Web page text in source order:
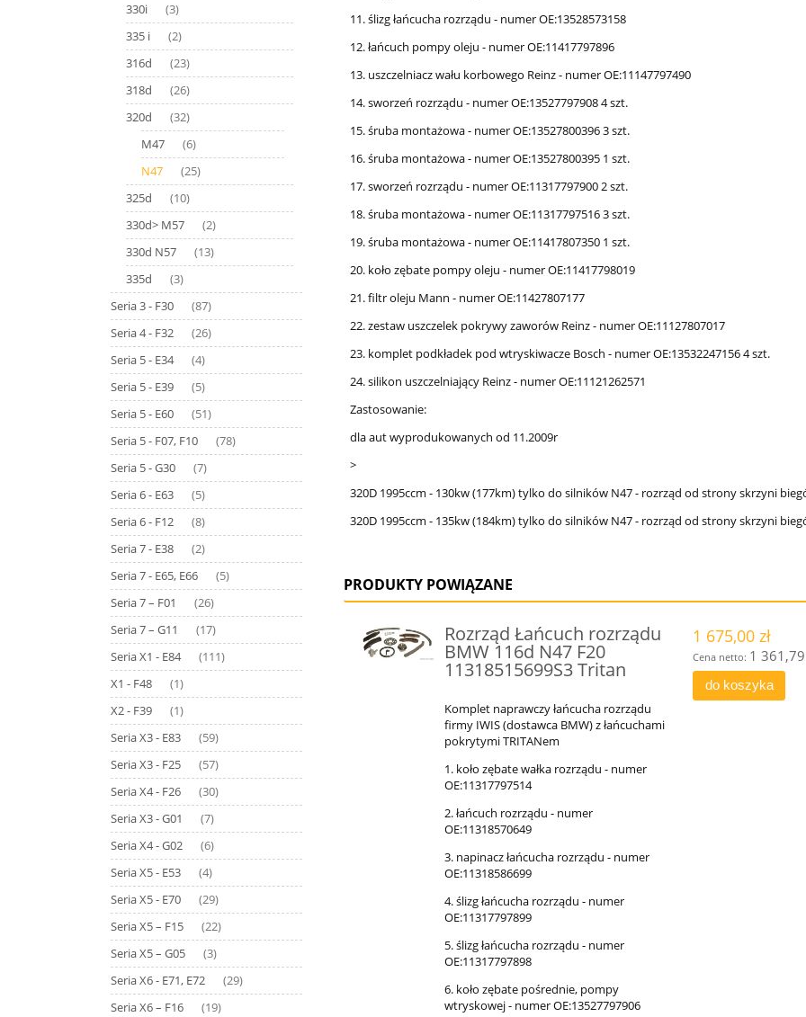
330i (3)
335 i (2)
316d (23)
318d (26)
320d (32)
M47 (6)
N47 (25)
325d (10)
330d> M57 (2)
330d N57 (13)
335d (3)
Seria 3 - F30 (87)
Seria 4 - F32 (26)
Seria 5 - E34 (4)
Seria 5 - E39 (5)
Seria 5 - E60 (51)
Seria 5 - F07, F10 (78)
Seria 5 - G30 (7)
Seria 6 - E63 (5)
Seria 6 - F12 (8)
Seria 7 - E38 (2)
Seria 7 - E65, E66 (5)
Seria 7 – F01 (26)
Seria 7 – G11 (17)
Seria X1 - E84 (111)
X1 - F48 (1)
X2 - F39 (1)
Seria X3 - E83 (59)
Seria X3 - F25 (57)
Seria X4 - F26 (30)
Seria X3 - G01 (7)
Seria X4 - G02 (6)
Seria X5 - E53 (4)
Seria X5 - E70 (29)
Seria X5 – F15 (22)
Seria X5 – G05 (3)
Seria X6 - E71, E72 (29)
Seria X6 – F16 (19)
11. ślizg łańcucha rozrządu - numer OE:13528573158
12. łańcuch pompy oleju - numer OE:11417797896
13. uszczelniacz wału korbowego Reinz - numer OE:11147797490
14. sworzeń rozrządu - numer OE:13527797908 4 szt.
15. śruba montażowa - numer OE:13527800396 3 szt.
16. śruba montażowa - numer OE:13527800395 1 szt.
17. sworzeń rozrządu - numer OE:11317797900 2 szt.
18. śruba montażowa - numer OE:11317797516 3 szt.
19. śruba montażowa - numer OE:11417807350 1 szt.
20. koło zębate pompy oleju - numer OE:11417798019
21. filtr oleju Mann - numer OE:11427807177
22. zestaw uszczelek pokrywy zaworów Reinz - numer OE:11127807017
23. komplet podkładek pod wtryskiwacze Bosch - numer OE:13532247156 4 szt.
24. silikon uszczelniający Reinz - numer OE:11121262571
Zastosowanie:
dla aut wyprodukowanych od 11.2009r
>
320D 1995ccm - 130kw (177km) tylko do silników N47 - rozrząd od strony skrzyni
320D 1995ccm - 135kw (184km) tylko do silników N47 - rozrząd od strony skrzyni
PRODUKTY POWIĄZANE
Rozrząd Łańcuch rozrządu
BMW 116d N47 F20
11318515699S3 Tritan
Komplet naprawczy łańcucha rozrządu
firmy IWIS (dostawca BMW) z łańcuchami
pokrytymi TRITANem
1. koło zębate wałka rozrządu - numer
OE:11317797514
2. łańcuch rozrządu - numer
OE:11318570649
3. napinacz łańcucha rozrządu - numer
OE:11318586699
4. ślizg łańcucha rozrządu - numer
OE:11317797899
5. ślizg łańcucha rozrządu - numer
OE:11317797898
6. koło zębate pośrednie, pompy
wtryskowej - numer OE:13527797906
1 675,00 zł
Cena netto: 1 361,79
do koszyka